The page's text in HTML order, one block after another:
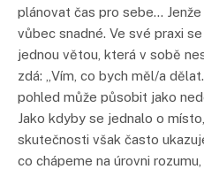
plánovat čas pro sebe…
vůbec snadné. Ve své praxi
jednou větou, která v sobě
zdá: „Vím, co bych měl/a
pohled může působit jako
Jako kdyby se jednalo o
skutečnosti však často
co chápeme na úrovni